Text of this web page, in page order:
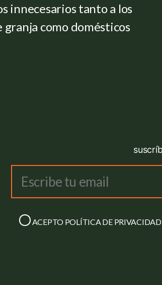
innecesarios tanto a los
granja como domésticos
ACEPTO POLÍTICA DE PRIVACIDAD